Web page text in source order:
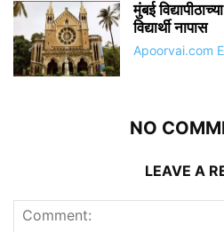
मुंबई
विद्यार्थी नापास
Apoorvai.com
NO
LEAVE A